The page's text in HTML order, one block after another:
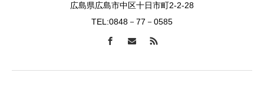
広島県広島市中区十日市町2-2-28
TEL:0848－77－0585